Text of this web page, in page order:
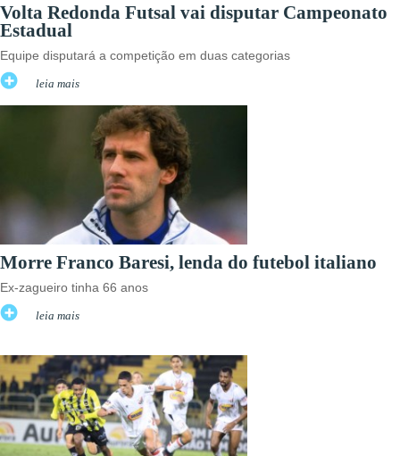
Volta Redonda Futsal vai disputar Campeonato
Estadual
Equipe disputará a competição em duas categorias
leia mais
Morre Franco Baresi, lenda do futebol italiano
Ex-zagueiro tinha 66 anos
leia mais